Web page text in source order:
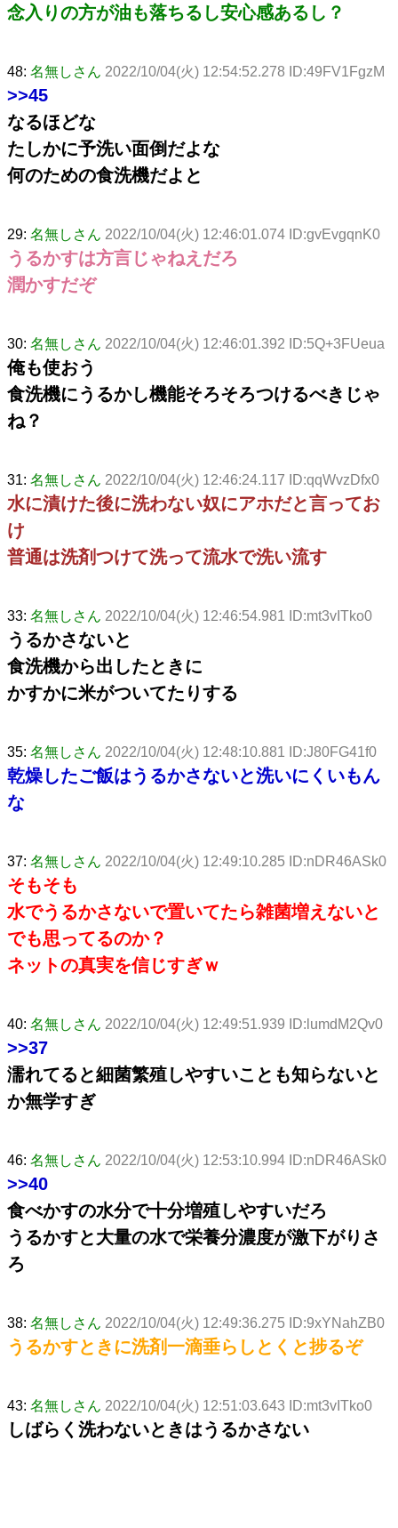
念入りの方が油も落ちるし安心感あるし？
48: 名無しさん 2022/10/04(火) 12:54:52.278 ID:49FV1FgzM
>>45
なるほどな
たしかに予洗い面倒だよな
何のための食洗機だよと
29: 名無しさん 2022/10/04(火) 12:46:01.074 ID:gvEvgqnK0
うるかすは方言じゃねえだろ
潤かすだぞ
30: 名無しさん 2022/10/04(火) 12:46:01.392 ID:5Q+3FUeua
俺も使おう
食洗機にうるかし機能そろそろつけるべきじゃ
ね？
31: 名無しさん 2022/10/04(火) 12:46:24.117 ID:qqWvzDfx0
水に漬けた後に洗わない奴にアホだと言ってお
け
普通は洗剤つけて洗って流水で洗い流す
33: 名無しさん 2022/10/04(火) 12:46:54.981 ID:mt3vITko0
うるかさないと
食洗機から出したときに
かすかに米がついてたりする
35: 名無しさん 2022/10/04(火) 12:48:10.881 ID:J80FG41f0
乾燥したご飯はうるかさないと洗いにくいもん
な
37: 名無しさん 2022/10/04(火) 12:49:10.285 ID:nDR46ASk0
そもそも
水でうるかさないで置いてたら雑菌増えないと
でも思ってるのか？
ネットの真実を信じすぎｗ
40: 名無しさん 2022/10/04(火) 12:49:51.939 ID:lumdM2Qv0
>>37
濡れてると細菌繁殖しやすいことも知らないと
か無学すぎ
46: 名無しさん 2022/10/04(火) 12:53:10.994 ID:nDR46ASk0
>>40
食べかすの水分で十分増殖しやすいだろ
うるかすと大量の水で栄養分濃度が激下がりさ
ろ
38: 名無しさん 2022/10/04(火) 12:49:36.275 ID:9xYNahZB0
うるかすときに洗剤一滴垂らしとくと捗るぞ
43: 名無しさん 2022/10/04(火) 12:51:03.643 ID:mt3vITko0
しばらく洗わないときはうるかさない